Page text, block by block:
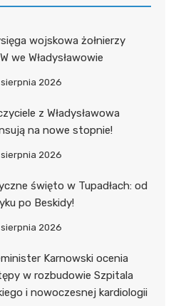
wojskowa żołnierzy
we Władysławowie
2026
z Władysławowa
na nowe stopnie!
2026
święto w Tupadłach: od
po Beskidy!
2026
Karnowski ocenia
w rozbudowie Szpitala
i nowoczesnej kardiologii